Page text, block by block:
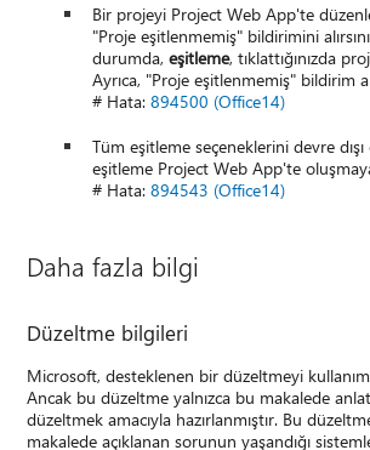
Bir projeyi Project Web App'te
"Proje eşitlenmemiş" bildirimini
durumda,eşitleme, tıklattığınızda
Ayrıca, "Proje eşitlenmemiş" bildirim
# Hata:894500 (Office14)
Tüm eşitleme seçeneklerini devre dışı
eşitleme Project Web App'te
# Hata:894543 (Office14)
Daha fazla bilgi
Düzeltme bilgileri
Microsoft, desteklenen bir düzeltmeyi
Ancak bu düzeltme yalnızca bu makalede
düzeltmek amacıyla hazırlanmıştır. Bu
makalede açıklanan sorunun yaşandığı